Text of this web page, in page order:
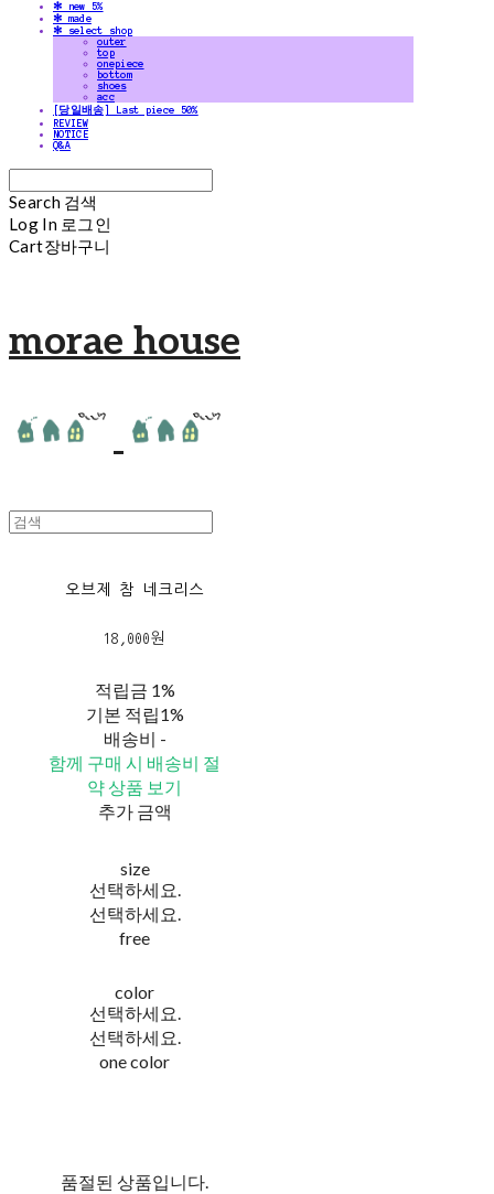
✻ new 5%
✻ made
✻ select shop
outer
top
onepiece
bottom
shoes
acc
[당일배송] Last piece 50%
REVIEW
NOTICE
Q&A
Search 검색
Log In 로그인
Cart장바구니
morae house
오브제 참 네크리스
18,000원
적립금 1%
기본 적립1%
배송비 -
함께 구매 시 배송비 절
약 상품 보기
추가 금액
size
선택하세요.
선택하세요.
free
color
선택하세요.
선택하세요.
one color
품절된 상품입니다.